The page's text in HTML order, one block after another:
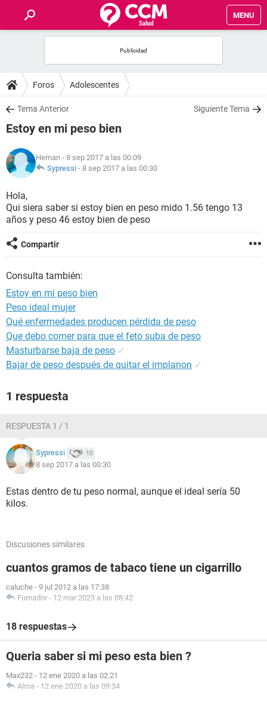
MENU
FOROS
SALUD
FAMILIA
NUTRICIÓN
BIENESTAR
Foros Adolescentes
Tema Anterior Siguiente Tema
Estoy en mi peso bien
Hernan - 8 sep 2017 a las 00:09
Sypressi - 8 sep 2017 a las 00:30
Hola,
Qui siera saber si estoy bien en peso mido 1.56 tengo 13
años y peso 46 estoy bien de peso
Compartir
Consulta también:
Estoy en mi peso bien
Peso ideal mujer
Qué enfermedades producen pérdida de peso
Que debo comer para que el feto suba de peso
Masturbarse baja de peso ✓
Bajar de peso después de quitar el implanon ✓
1 respuesta
RESPUESTA 1 / 1
Sypressi 10
8 sep 2017 a las 00:30
Estas dentro de tu peso normal, aunque el ideal sería 50
kilos.
Discusiones similares
cuantos gramos de tabaco tiene un cigarrillo
caluche - 9 jul 2012 a las 17:38
Fumador - 12 mar 2023 a las 08:42
18 respuestas
Queria saber si mi peso esta bien ?
Max232 - 12 ene 2020 a las 02:21
Alma - 12 ene 2020 a las 09:34